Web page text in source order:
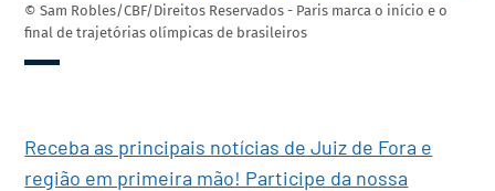
© Sam Robles/CBF/Direitos Reservados - Paris marca o início e o
final de trajetórias olímpicas de brasileiros
Receba as principais notícias de Juiz de Fora e
região em primeira mão! Participe da nossa